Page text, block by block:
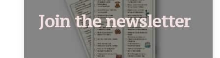
Join the newsletter